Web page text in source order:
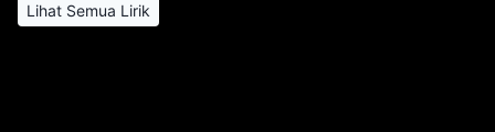
Lihat Semua Lirik